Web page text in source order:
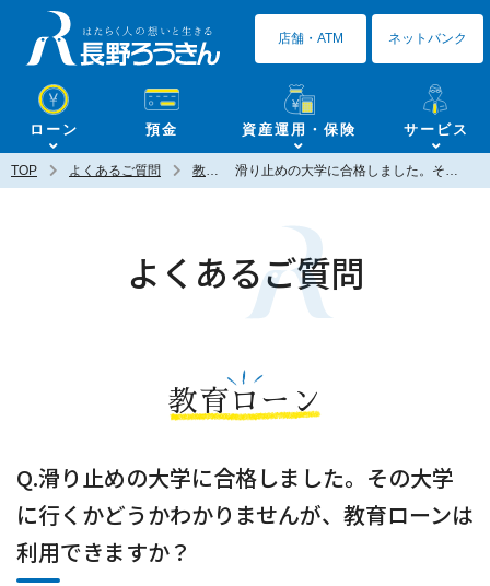
ローン 預金 資産運用・保険 サービス
店舗・ATM ネットバンク
TOP よくあるご質問 教育ローン 滑り止めの大学に合格しました。その大学に行くかどうかわかりませんが、教育ローンは利用できますか？
よくあるご質問
教育ローン
Q.滑り止めの大学に合格しました。その大学
に行くかどうかわかりませんが、教育ローンは
利用できますか？